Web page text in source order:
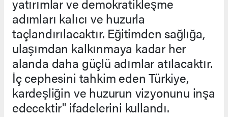
yatırımlar ve demokratikleşme
adımları kalıcı ve huzurla
taçlandırılacaktır. Eğitimden sağlığa,
ulaşımdan kalkınmaya kadar her
alanda daha güçlü adımlar atılacaktır.
İç cephesini tahkim eden Türkiye,
kardeşliğin ve huzurun vizyonunu inşa
edecektir" ifadelerini kullandı.